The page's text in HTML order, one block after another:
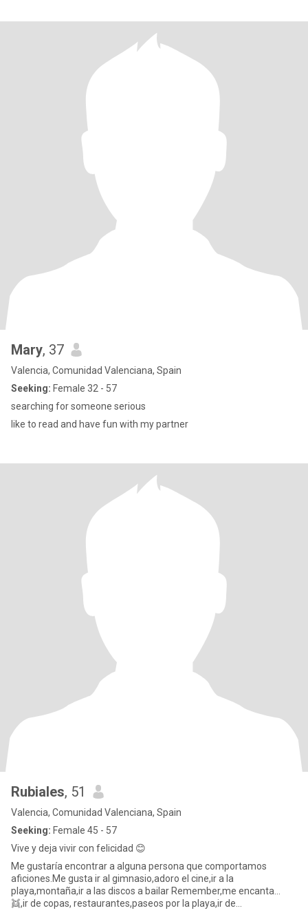
Mary, 37
Valencia, Comunidad Valenciana, Spain
Seeking: Female 32 - 57
searching for someone serious
like to read and have fun with my partner
Rubiales, 51
Valencia, Comunidad Valenciana, Spain
Seeking: Female 45 - 57
Vive y deja vivir con felicidad 😊
Me gustaría encontrar a alguna persona que comportamos
aficiones.Me gusta ir al gimnasio,adoro el cine,ir a la
playa,montaña,ir a las discos a bailar Remember,me encanta...
👯,ir de copas, restaurantes,paseos por la playa,ir de